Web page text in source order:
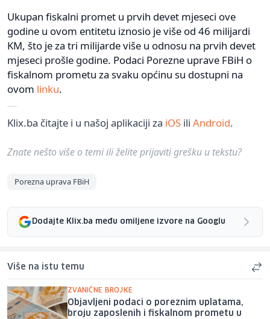
Ukupan fiskalni promet u prvih devet mjeseci ove
godine u ovom entitetu iznosio je više od 46 milijardi
KM, što je za tri milijarde više u odnosu na prvih devet
mjeseci prošle godine. Podaci Porezne uprave FBiH o
fiskalnom prometu za svaku općinu su dostupni na
ovom linku.
Klix.ba čitajte i u našoj aplikaciji za iOS ili Android.
Znate nešto više o temi ili želite prijaviti grešku u tekstu?
Porezna uprava FBiH
Dodajte Klix.ba među omiljene izvore na Googlu
Više na istu temu
ZVANIČNE BROJKE
Objavljeni podaci o poreznim uplatama,
broju zaposlenih i fiskalnom prometu u